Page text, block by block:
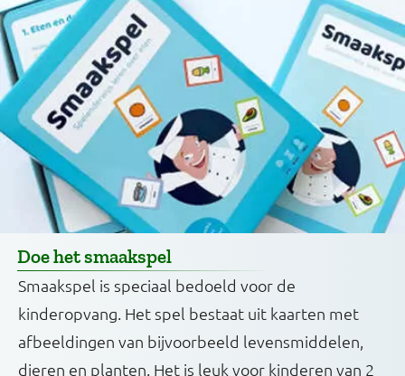
Doe het smaakspel
Smaakspel is speciaal bedoeld voor de
kinderopvang. Het spel bestaat uit kaarten met
afbeeldingen van bijvoorbeeld levensmiddelen,
dieren en planten. Het is leuk voor kinderen van 2